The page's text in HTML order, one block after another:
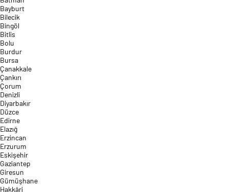
Bayburt
Bilecik
Bingöl
Bitlis
Bolu
Burdur
Bursa
Çanakkale
Çankırı
Çorum
Denizli
Diyarbakır
Düzce
Edirne
Elazığ
Erzincan
Erzurum
Eskişehir
Gaziantep
Giresun
Gümüşhane
Hakkâri